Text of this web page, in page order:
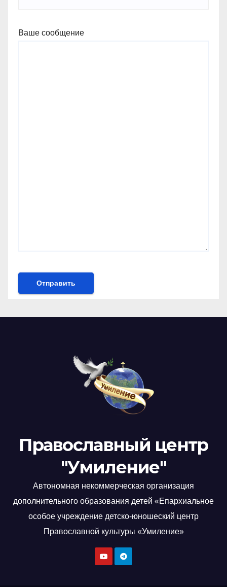
Ваше сообщение
Православный центр
"Умиление"
Автономная некоммерческая организация
дополнительного образования детей «Епархиальное
особое учреждение детско-юношеский центр
Православной культуры «Умиление»